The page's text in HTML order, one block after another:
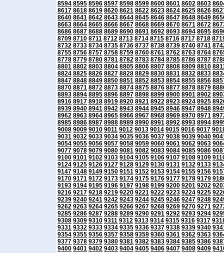
8594 8595 8596 8597 8598 8599 8600 8601 8602 8603
8617 8618 8619 8620 8621 8622 8623 8624 8625 8626
8640 8641 8642 8643 8644 8645 8646 8647 8648 8649
8663 8664 8665 8666 8667 8668 8669 8670 8671 8672
8686 8687 8688 8689 8690 8691 8692 8693 8694 8695
8709 8710 8711 8712 8713 8714 8715 8716 8717 8718
8732 8733 8734 8735 8736 8737 8738 8739 8740 8741
8755 8756 8757 8758 8759 8760 8761 8762 8763 8764
8778 8779 8780 8781 8782 8783 8784 8785 8786 8787
8801 8802 8803 8804 8805 8806 8807 8808 8809 8810
8824 8825 8826 8827 8828 8829 8830 8831 8832 8833
8847 8848 8849 8850 8851 8852 8853 8854 8855 8856
8870 8871 8872 8873 8874 8875 8876 8877 8878 8879
8893 8894 8895 8896 8897 8898 8899 8900 8901 8902
8916 8917 8918 8919 8920 8921 8922 8923 8924 8925
8939 8940 8941 8942 8943 8944 8945 8946 8947 8948
8962 8963 8964 8965 8966 8967 8968 8969 8970 8971
8985 8986 8987 8988 8989 8990 8991 8992 8993 8994
9008 9009 9010 9011 9012 9013 9014 9015 9016 9017
9031 9032 9033 9034 9035 9036 9037 9038 9039 9040
9054 9055 9056 9057 9058 9059 9060 9061 9062 9063
9077 9078 9079 9080 9081 9082 9083 9084 9085 9086
9100 9101 9102 9103 9104 9105 9106 9107 9108 9109
9124 9125 9126 9127 9128 9129 9130 9131 9132 9133
9147 9148 9149 9150 9151 9152 9153 9154 9155 9156
9170 9171 9172 9173 9174 9175 9176 9177 9178 9179
9193 9194 9195 9196 9197 9198 9199 9200 9201 9202
9216 9217 9218 9219 9220 9221 9222 9223 9224 9225
9239 9240 9241 9242 9243 9244 9245 9246 9247 9248
9262 9263 9264 9265 9266 9267 9268 9269 9270 9271
9285 9286 9287 9288 9289 9290 9291 9292 9293 9294
9308 9309 9310 9311 9312 9313 9314 9315 9316 9317
9331 9332 9333 9334 9335 9336 9337 9338 9339 9340
9354 9355 9356 9357 9358 9359 9360 9361 9362 9363
9377 9378 9379 9380 9381 9382 9383 9384 9385 9386
9400 9401 9402 9403 9404 9405 9406 9407 9408 9409